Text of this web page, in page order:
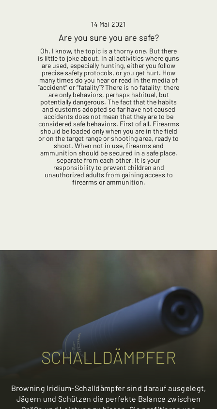
14 Mai 2021
Are you sure you are safe?
Oh, I know, the topic is a thorny one. But there
is little to joke about. In all activities where guns
are used, especially hunting, either you follow
precise safety protocols, or you get hurt. How
many times do you hear or read in the media of
“accident” or “fatality”? There is no fatality: there
are only behaviors, perhaps habitual, but
potentially dangerous. The fact that the habits
and customs adopted so far have not caused
accidents does not mean that they are to be
considered safe behaviors. First of all. Firearms
should be loaded only when you are in the field
or on the target range or shooting area, ready to
shoot. When not in use, firearms and
ammunition should be secured in a safe place,
separate from each other. It is your
responsibility to prevent children and
unauthorized adults from gaining access to
firearms or ammunition.
SCHALLDÄMPFER
Browning Iridium-Schalldämpfer sind darauf ausgelegt,
Jägern und Schützen die perfekte Balance zwischen